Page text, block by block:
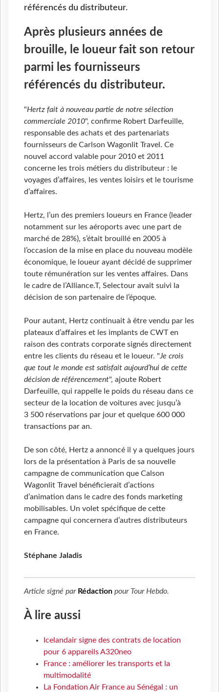
référencés du distributeur.
Après plusieurs années de
brouille, le loueur fait son retour
parmi les fournisseurs
référencés du distributeur.
"Hertz fait à nouveau partie de notre sélection
commerciale 2010", confirme Robert Darfeuille,
responsable des achats et des partenariats
fournisseurs de Carlson Wagonlit Travel. Ce
nouvel accord valable pour 2010 et 2011
concerne les trois métiers du distributeur : le
voyages d’affaires, les ventes loisirs et le tourisme
d’affaires.
Hertz, l’un des premiers loueurs en France (leader
notamment sur les aéroports avec une part de
marché de 28%), s’était brouillé en 2005 à
l’occasion de la mise en place du nouveau modèle
économique, le loueur ayant décidé de supprimer
toute rémunération sur les ventes affaires. Dans
le cadre de l’Alliance.T, Selectour avait suivi la
décision de son partenaire de l’époque.
Pour autant, Hertz continuait à être vendu par les
plateaux d’affaires et les implants de CWT en
raison des contrats corporate signés directement
entre les clients du réseau et le loueur. "Je crois
que tout le monde est satisfait aujourd’hui de cette
décision de référencement", ajoute Robert
Darfeuille, qui rappelle le poids du réseau dans ce
secteur de la location de voitures avec jusqu’à
3 500 réservations par jour et quelque 600 000
transactions par an.
De son côté, Hertz a annoncé il y a quelques jours
lors de la présentation à Paris de sa nouvelle
campagne de communication que Calson
Wagonlit Travel bénéficierait d’actions
d’animation dans le cadre des fonds marketing
mobilisables. Un volet spécifique de cette
campagne qui concernera d’autres distributeurs
en France.
Stéphane Jaladis
Article signé par Rédaction pour Tour Hebdo.
À lire aussi
Icelandair signe des contrats de location
pour 6 appareils A320neo
France : améliorer les transports et la
multimodalité
La Fondation Air France au Sénégal : un